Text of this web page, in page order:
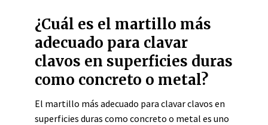
¿Cuál es el martillo más
adecuado para clavar
clavos en superficies duras
como concreto o metal?
El martillo más adecuado para clavar clavos en
superficies duras como concreto o metal es uno